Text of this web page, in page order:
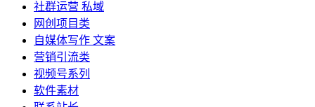
社群运营 私域
网创项目类
自媒体写作 文案
营销引流类
视频号系列
软件素材